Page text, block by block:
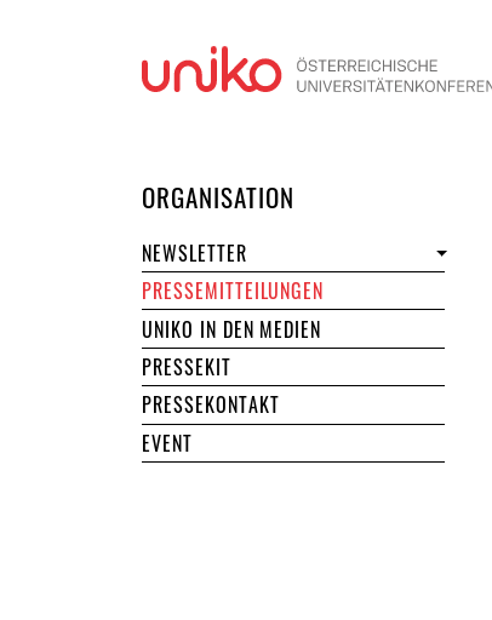
ORGANISATION
NEWSLETTER
PRESSEMITTEILUNGEN
UNIKO IN DEN MEDIEN
PRESSEKIT
PRESSEKONTAKT
EVENT